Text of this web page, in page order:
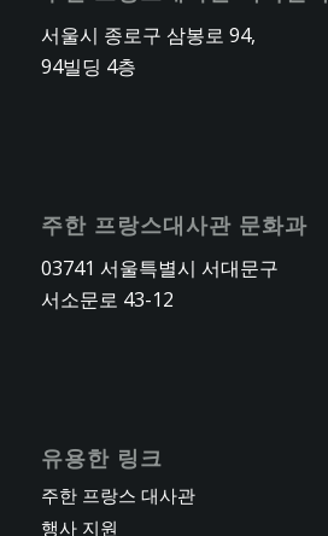
서울시 종로구 삼봉로 94,
94빌딩 4층
주한 프랑스대사관 문화과
03741 서울특별시 서대문구
서소문로 43-12
유용한 링크
주한 프랑스 대사관
행사 지원